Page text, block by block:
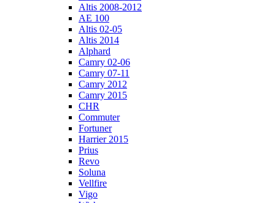
Altis 2008-2012
AE 100
Altis 02-05
Altis 2014
Alphard
Camry 02-06
Camry 07-11
Camry 2012
Camry 2015
CHR
Commuter
Fortuner
Harrier 2015
Prius
Revo
Soluna
Vellfire
Vigo